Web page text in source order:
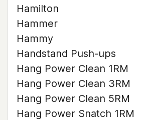
Hamilton
Hammer
Hammy
Handstand Push-ups
Hang Power Clean 1RM
Hang Power Clean 3RM
Hang Power Clean 5RM
Hang Power Snatch 1RM